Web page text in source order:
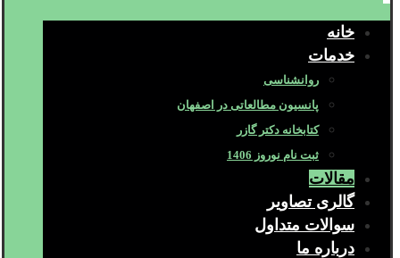
خانه
خدمات
روانشناسی
پانسیون مطالعاتی در اصفهان
کتابخانه دکتر گازر
ثبت نام نوروز 1406
مقالات
گالری تصاویر
سوالات متداول
درباره ما